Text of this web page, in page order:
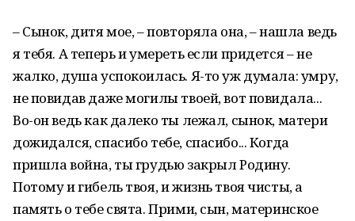
– Сынок, дитя мое, – повторяла она, – нашла ведь
я те­бя. А теперь и умереть если придется – не
жалко, душа успокоилась. Я-то уж думала: умру,
не повидав даже могилы твоей, вот повидала...
Во-он ведь как далеко ты лежал, сынок, матери
дожидался, спасибо те­бе, спасибо... Когда
пришла война, ты грудью закрыл Родину.
Потому и гибель твоя, и жизнь твоя чисты, а
память о тебе свята. Прими, сын, материнское